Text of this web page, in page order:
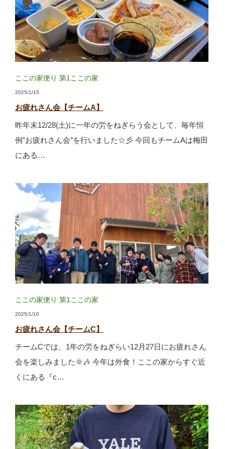
ここの家便り 第1ここの家
2025/1/15
お疲れさん会【チームA】
昨年末12/28(土)に一年の労をねぎらう会として、毎年恒
例”お疲れさん会”を行いました☆彡 今回もチームAは梅田
にある…
ここの家便り 第1ここの家
2025/1/10
お疲れさん会【チームC】
チームCでは、1年の労をねぎらい12月27日にお疲れさん
会を楽しみました🌞🎶 今年は外食！ここの家からすぐ近
くにある『c…